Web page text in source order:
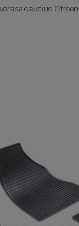
cauciuc